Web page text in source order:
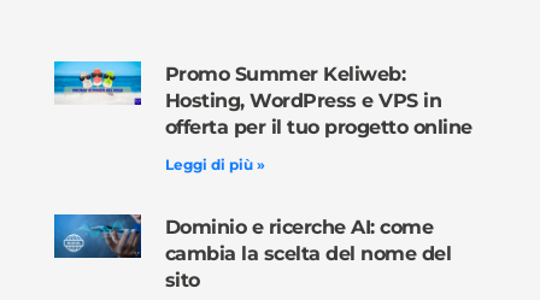
Promo Summer Keliweb:
Hosting, WordPress e VPS in
offerta per il tuo progetto online
Leggi di più »
Dominio e ricerche AI: come
cambia la scelta del nome del
sito